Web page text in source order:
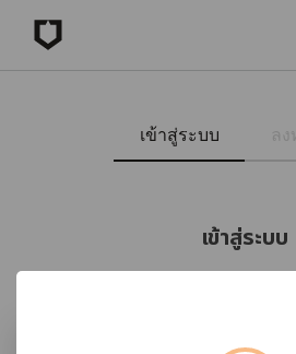
เข้าสู่ระบบ
เข้าสู่ระบบ